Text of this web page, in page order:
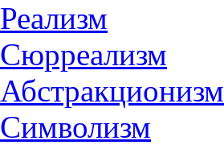
Реализм
Сюрреализм
Абстракционизм
Символизм